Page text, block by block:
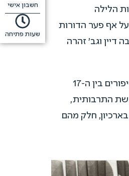
הלילה
אף פער הדורות
דיין וגב' זהרה
שיטת המשלחת הוכיחה עצמה כמוצלחת ביותר. חברי משלחת אסע"י רשמו כ 300 סיפורי עם, רובם בשבועיים של רישום מרוכז (כ-210 סיפורים בין ה-17
התרבותית,
חלק מהם
חשבון אישי
שעות פתיחה